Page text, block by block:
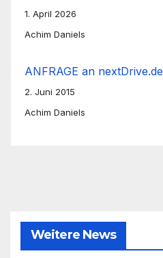
1. April 2026
Achim Daniels
ANFRAGE an nextDrive.de
2. Juni 2015
Achim Daniels
Weitere News